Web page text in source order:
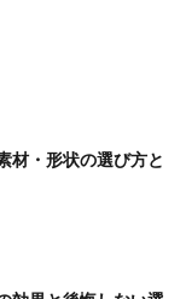
材・形状の選び方と